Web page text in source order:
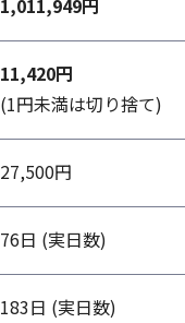
1,011,949円
11,420円
(1円未満は切り捨て)
27,500円
76日 (実日数)
183日 (実日数)